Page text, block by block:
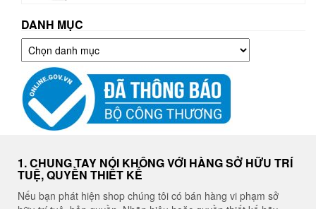
DANH MỤC
Danh
mục
1. CHUNG TAY NÓI KHÔNG VỚI HÀNG SỞ HỮU TRÍ
TUỆ, QUYỀN THIẾT KẾ
Nếu bạn phát hiện shop chúng tôi có bán hàng vi phạm sở